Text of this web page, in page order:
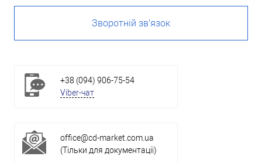
Зворотній зв'язок
+38 (094) 906-75-54
Viber-чат
office@cd-market.com.ua
(Тільки для документації)